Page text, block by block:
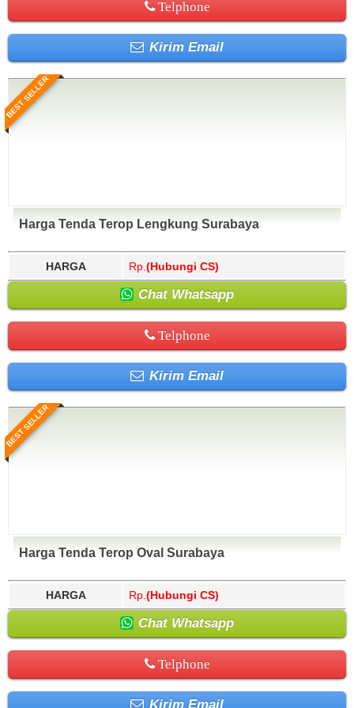
Telphone
Kirim Email
BEST SELLER
Harga Tenda Terop Lengkung Surabaya
HARGA Rp. (Hubungi CS)
Chat Whatsapp
Telphone
Kirim Email
BEST SELLER
Harga Tenda Terop Oval Surabaya
HARGA Rp. (Hubungi CS)
Chat Whatsapp
Telphone
Kirim Email